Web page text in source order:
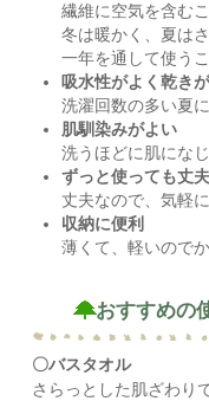
繊維に空気を含む
冬は暖かく、夏は
一年を通して使う
吸水性がよく乾き
洗濯回数の多い夏
肌馴染みがよい
洗うほどに肌にな
ずっと使っても丈夫
丈夫なので、気軽
収納に便利
薄くて、軽いので
おすすめの
〇バスタオル
さらっとした肌ざわり